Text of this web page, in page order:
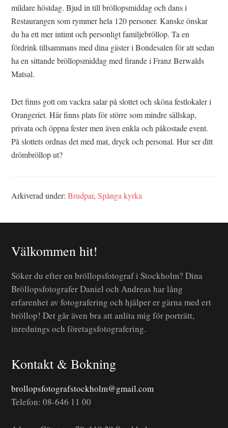
mildare höstdag. Bjud in till bröllopsmiddag och dans i
Restaurangen som rymmer hela 120 personer. Kanske önskar
du ha ett mer intimt och personligt familjebröllop. Ta en
fördrink tillsammans med dina gäster i Bondesalen för att sedan
ha en sittande bröllopsmiddag med firande i Franz Berwalds
Matsal.
Det finns gott om vackra salar på slottet och sköna festlokaler i
Orangeriet. Här finns plats för större som mindre sällskap,
privata och öppna fester men även enkla och påkostade event.
På slottets ordnas det med mat, dryck och personal. Hur ser ditt
drömbröllop ut?
Arkiverad under:Brudpar,Spånga kyrka
Välkommen hit!
Söker du efter en bröllopsfotograf i Stockholm? Dina
Bröllopsfotografer Daniel och Andreas har lång
erfarenhet av fotografering och hjälper er gärna med ert
bröllop! Det går även bra att anlita mig för porträtt,
inrednings och företagsfotografering.
Kontakt & Bokning
brollopsfotografstockholm@gmail.com
Telefon: 08-646 11 00